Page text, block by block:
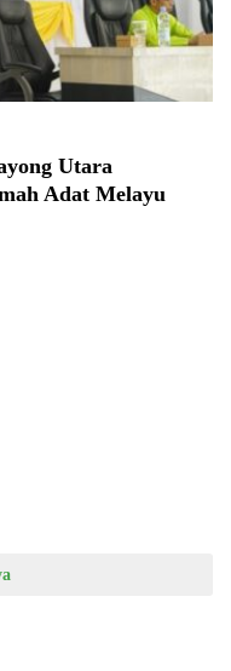
Utara
Adat Melayu